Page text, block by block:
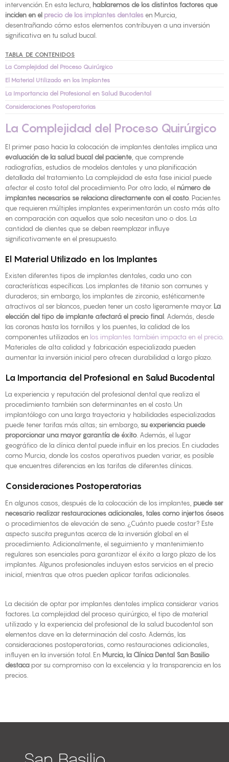
intervención. En esta lectura, hablaremos de los distintos factores que
inciden en el precio de los implantes dentales en Murcia,
desentrañando cómo estos elementos contribuyen a una inversión
significativa en tu salud bucal.
TABLA DE CONTENIDOS
La Complejidad del Proceso Quirúrgico
El Material Utilizado en los Implantes
La Importancia del Profesional en Salud Bucodental
Consideraciones Postoperatorias
La Complejidad del Proceso Quirúrgico
El primer paso hacia la colocación de implantes dentales implica una
evaluación de la salud bucal del paciente , que comprende
radiografías, estudios de modelos dentales y una planificación
detallada del tratamiento. La complejidad de esta fase inicial puede
afectar el costo total del procedimiento. Por otro lado, el número de
implantes necesarios se relaciona directamente con el costo . Pacientes
que requieren múltiples implantes experimentarán un costo más alto
en comparación con aquellos que solo necesitan uno o dos. La
cantidad de dientes que se deben reemplazar influye
significativamente en el presupuesto.
El Material Utilizado en los Implantes
Existen diferentes tipos de implantes dentales, cada uno con
características específicas. Los implantes de titanio son comunes y
duraderos; sin embargo, los implantes de zirconio, estéticamente
atractivos al ser blancos, pueden tener un costo ligeramente mayor. La
elección del tipo de implante afectará el precio final . Además, desde
las coronas hasta los tornillos y los puentes, la calidad de los
componentes utilizados en los implantes también impacta en el precio
Materiales de alta calidad y fabricación especializada pueden
aumentar la inversión inicial pero ofrecen durabilidad a largo plazo.
La Importancia del Profesional en Salud Bucodental
La experiencia y reputación del profesional dental que realiza el
procedimiento también son determinantes en el costo. Un
implantólogo con una larga trayectoria y habilidades especializadas
puede tener tarifas más altas; sin embargo, su experiencia puede
proporcionar una mayor garantía de éxito. Además, el lugar
geográfico de la clínica dental puede influir en los precios. En ciudades
como Murcia, donde los costos operativos pueden variar, es posible
que encuentres diferencias en las tarifas de diferentes clínicas.
Consideraciones Postoperatorias
En algunos casos, después de la colocación de los implantes, puede ser
necesario realizar restauraciones adicionales, tales como injertos óseos
o procedimientos de elevación de seno. ¿Cuánto puede costar? Este
aspecto suscita preguntas acerca de la inversión global en el
procedimiento. Adicionalmente, el seguimiento y mantenimiento
regulares son esenciales para garantizar el éxito a largo plazo de los
implantes. Algunos profesionales incluyen estos servicios en el precio
inicial, mientras que otros pueden aplicar tarifas adicionales.
La decisión de optar por implantes dentales implica considerar varios
factores. La complejidad del proceso quirúrgico, el tipo de material
utilizado y la experiencia del profesional de la salud bucodental son
elementos clave en la determinación del costo. Además, las
consideraciones postoperatorias, como restauraciones adicionales,
influyen en la inversión total. En Murcia, la Clínica Dental San Basilio
destaca por su compromiso con la excelencia y la transparencia en los
precios.